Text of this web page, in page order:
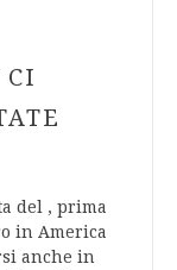
CI
del , prima
in America
anche in